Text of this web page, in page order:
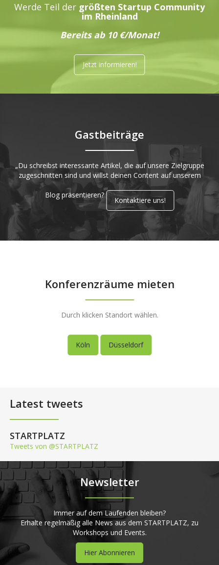
Werde Teil der größten Startup Community
im Rheinland
Bereits ab 10 €/Monat!
Jetzt informieren!
Gastbeiträge
„Du schreibst interessante Artikel, die auf unsere Zielgruppe
zugeschnitten sind und willst deinen Content auf unserem
Blog präsentieren?
Kontaktiere uns!
Konferenzräume mieten
Durch klicken Standort wählen.
Köln Düsseldorf
Latest tweets
STARTPLATZ
Tweets von @STARTPLATZ
Newsletter
Immer auf dem Laufenden bleiben?
Erhalte regelmäßig alle News aus dem STARTPLATZ, zu
Workshops und Events.
Hier Abonnieren